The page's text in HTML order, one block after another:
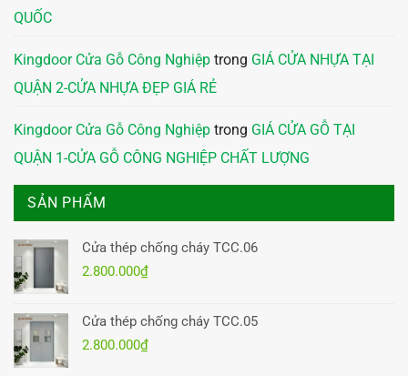
QUỐC
Kingdoor Cửa Gỗ Công Nghiệp trong GIÁ CỬA NHỰA TẠI
QUẬN 2-CỬA NHỰA ĐẸP GIÁ RẺ
Kingdoor Cửa Gỗ Công Nghiệp trong GIÁ CỬA GỖ TẠI
QUẬN 1-CỬA GỖ CÔNG NGHIỆP CHẤT LƯỢNG
SẢN PHẨM
Cửa thép chống cháy TCC.06
2.800.000₫
Cửa thép chống cháy TCC.05
2.800.000₫